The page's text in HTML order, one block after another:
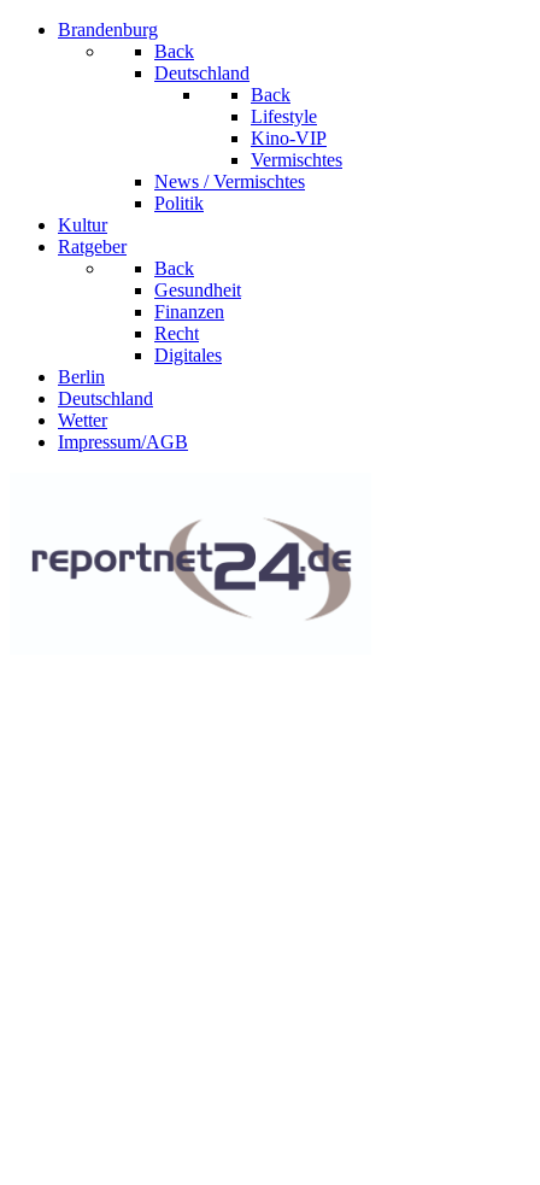
Brandenburg
Back
Deutschland
Back
Lifestyle
Kino-VIP
Vermischtes
News / Vermischtes
Politik
Kultur
Ratgeber
Back
Gesundheit
Finanzen
Recht
Digitales
Berlin
Deutschland
Wetter
Impressum/AGB